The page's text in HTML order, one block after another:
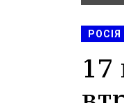
РОСІЯ
17